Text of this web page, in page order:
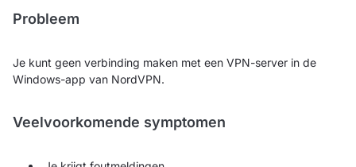
Probleem
Je kunt geen verbinding maken met een VPN-server in de
Windows-app van NordVPN.
Veelvoorkomende symptomen